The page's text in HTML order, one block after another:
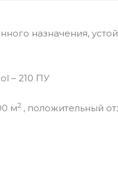
назначения,
– 210 ПУ
м2 , положительный